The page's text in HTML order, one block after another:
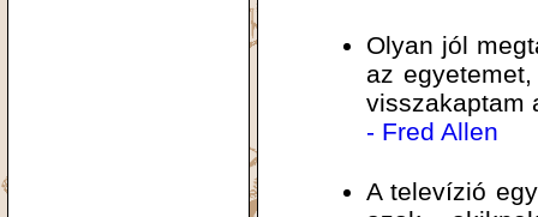
Olyan jól
az
visszakaptam
- Fred Allen
A televízió